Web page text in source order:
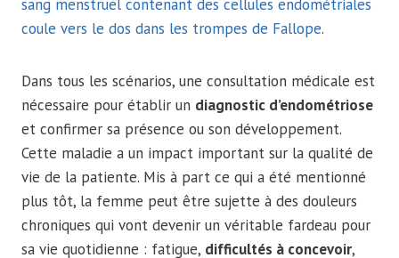
sang menstruel contenant des cellules endométriales
coule vers le dos dans les trompes de Fallope.
Dans tous les scénarios, une consultation médicale est
nécessaire pour établir un diagnostic d’endométriose
et confirmer sa présence ou son développement.
Cette maladie a un impact important sur la qualité de
vie de la patiente. Mis à part ce qui a été mentionné
plus tôt, la femme peut être sujette à des douleurs
chroniques qui vont devenir un véritable fardeau pour
sa vie quotidienne : fatigue, difficultés à concevoir,